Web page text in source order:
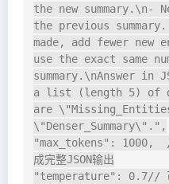
the new summary.\n-
the previous
made, add fewer new
use the exact same
summary.\nAnswer in
a list (length 5) of
are
\"Denser_Summary\".",
"max_tokens": 1000,
成完整JSON输出
"temperature": 0.7//